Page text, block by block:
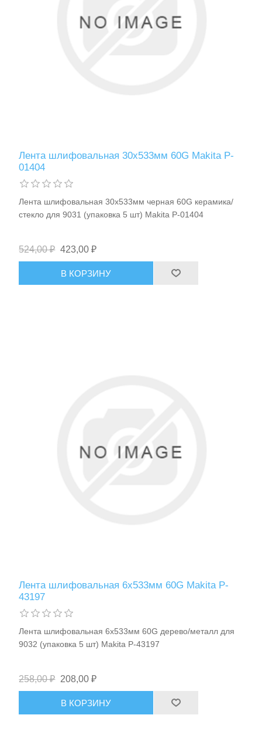
Лента шлифовальная 30х533мм 60G Makita P-
01404
Лента шлифовальная 30х533мм черная 60G керамика/
стекло для 9031 (упаковка 5 шт) Makita P-01404
524,00 ₽ 423,00 ₽
В КОРЗИНУ
Лента шлифовальная 6х533мм 60G Makita P-
43197
Лента шлифовальная 6х533мм 60G дерево/металл для
9032 (упаковка 5 шт) Makita P-43197
258,00 ₽ 208,00 ₽
В КОРЗИНУ